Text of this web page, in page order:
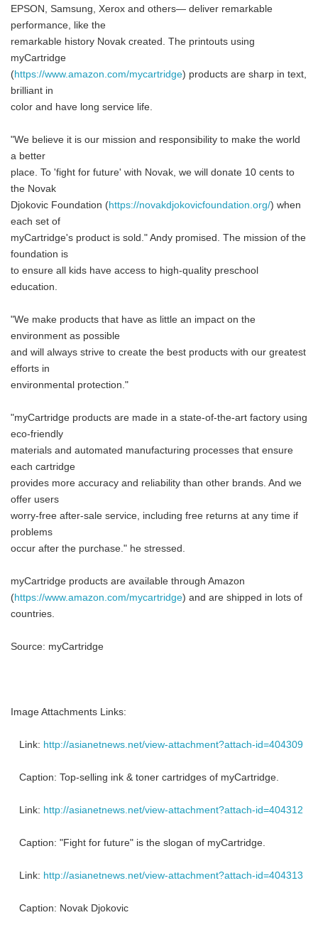
EPSON, Samsung, Xerox and others— deliver remarkable
performance, like the
remarkable history Novak created. The printouts using
myCartridge
(https://www.amazon.com/mycartridge) products are sharp in text,
brilliant in
color and have long service life.
"We believe it is our mission and responsibility to make the world
a better
place. To 'fight for future' with Novak, we will donate 10 cents to
the Novak
Djokovic Foundation (https://novakdjokovicfoundation.org/) when
each set of
myCartridge's product is sold." Andy promised. The mission of the
foundation is
to ensure all kids have access to high-quality preschool
education.
"We make products that have as little an impact on the
environment as possible
and will always strive to create the best products with our greatest
efforts in
environmental protection."
"myCartridge products are made in a state-of-the-art factory using
eco-friendly
materials and automated manufacturing processes that ensure
each cartridge
provides more accuracy and reliability than other brands. And we
offer users
worry-free after-sale service, including free returns at any time if
problems
occur after the purchase." he stressed.
myCartridge products are available through Amazon
(https://www.amazon.com/mycartridge) and are shipped in lots of
countries.
Source: myCartridge
Image Attachments Links:
Link: http://asianetnews.net/view-attachment?attach-id=404309
Caption: Top-selling ink & toner cartridges of myCartridge.
Link: http://asianetnews.net/view-attachment?attach-id=404312
Caption: "Fight for future" is the slogan of myCartridge.
Link: http://asianetnews.net/view-attachment?attach-id=404313
Caption: Novak Djokovic